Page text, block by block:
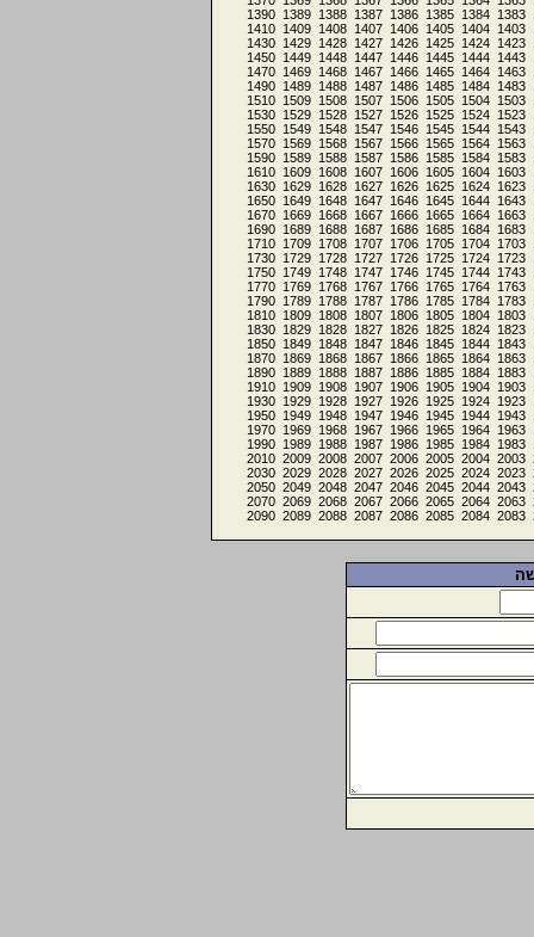
1383
1384
1385
1386
1387
1388
1389
1390
1403
1404
1405
1406
1407
1408
1409
1410
1423
1424
1425
1426
1427
1428
1429
1430
1443
1444
1445
1446
1447
1448
1449
1450
1463
1464
1465
1466
1467
1468
1469
1470
1483
1484
1485
1486
1487
1488
1489
1490
1503
1504
1505
1506
1507
1508
1509
1510
1523
1524
1525
1526
1527
1528
1529
1530
1543
1544
1545
1546
1547
1548
1549
1550
1563
1564
1565
1566
1567
1568
1569
1570
1583
1584
1585
1586
1587
1588
1589
1590
1603
1604
1605
1606
1607
1608
1609
1610
1623
1624
1625
1626
1627
1628
1629
1630
1643
1644
1645
1646
1647
1648
1649
1650
1663
1664
1665
1666
1667
1668
1669
1670
1683
1684
1685
1686
1687
1688
1689
1690
1703
1704
1705
1706
1707
1708
1709
1710
1723
1724
1725
1726
1727
1728
1729
1730
1743
1744
1745
1746
1747
1748
1749
1750
1763
1764
1765
1766
1767
1768
1769
1770
1783
1784
1785
1786
1787
1788
1789
1790
1803
1804
1805
1806
1807
1808
1809
1810
1823
1824
1825
1826
1827
1828
1829
1830
1843
1844
1845
1846
1847
1848
1849
1850
1863
1864
1865
1866
1867
1868
1869
1870
1883
1884
1885
1886
1887
1888
1889
1890
1903
1904
1905
1906
1907
1908
1909
1910
1923
1924
1925
1926
1927
1928
1929
1930
1943
1944
1945
1946
1947
1948
1949
1950
1963
1964
1965
1966
1967
1968
1969
1970
1983
1984
1985
1986
1987
1988
1989
1990
2003
2004
2005
2006
2007
2008
2009
2010
2023
2024
2025
2026
2027
2028
2029
2030
2043
2044
2045
2046
2047
2048
2049
2050
2063
2064
2065
2066
2067
2068
2069
2070
2083
2084
2085
2086
2087
2088
2089
2090